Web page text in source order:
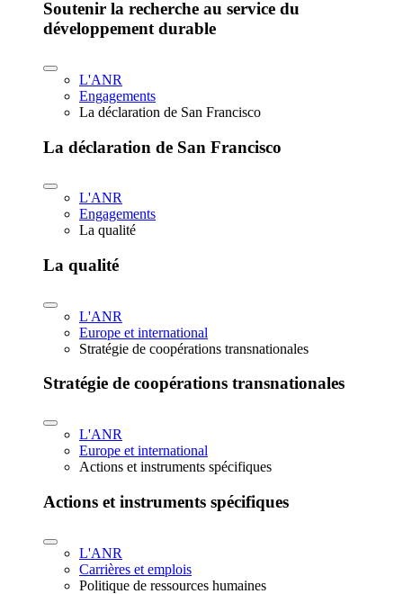
Soutenir la recherche au service du
développement durable
L'ANR
Engagements
La déclaration de San Francisco
La déclaration de San Francisco
L'ANR
Engagements
La qualité
La qualité
L'ANR
Europe et international
Stratégie de coopérations transnationales
Stratégie de coopérations transnationales
L'ANR
Europe et international
Actions et instruments spécifiques
Actions et instruments spécifiques
L'ANR
Carrières et emplois
Politique de ressources humaines